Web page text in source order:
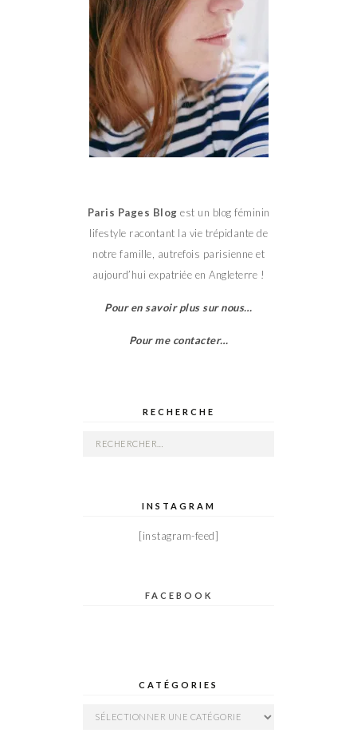
Paris Pages Blog est un blog féminin
lifestyle racontant la vie trépidante de
notre famille, autrefois parisienne et
aujourd’hui expatriée en Angleterre !
Pour en savoir plus sur nous…
Pour me contacter…
RECHERCHE
Rechercher :
INSTAGRAM
[instagram-feed]
FACEBOOK
CATÉGORIES
Catégories